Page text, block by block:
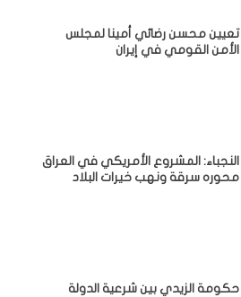
تعيين محسن رضائي أمينا لمجلس
الأمن القومي في إيران
النجباء: المشروع الأمريكي في العراق
محوره سرقة ونهب خيرات البلاد
حكومة الزيدي بين شرعية الدولة